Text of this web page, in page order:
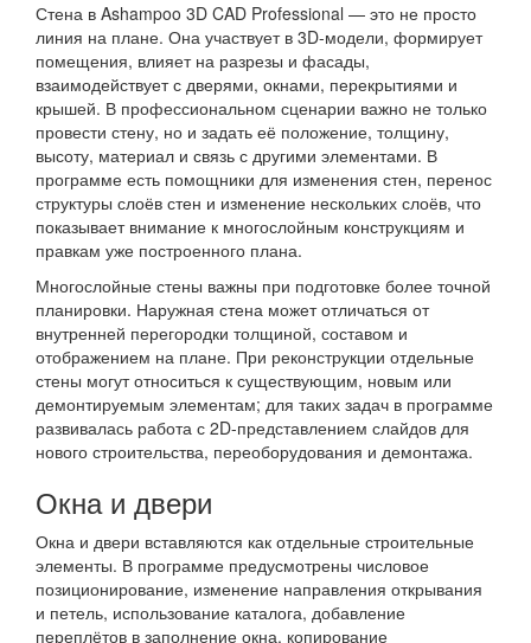
Стена в Ashampoo 3D CAD Professional — это не просто
линия на плане. Она участвует в 3D-модели, формирует
помещения, влияет на разрезы и фасады,
взаимодействует с дверями, окнами, перекрытиями и
крышей. В профессиональном сценарии важно не только
провести стену, но и задать её положение, толщину,
высоту, материал и связь с другими элементами. В
программе есть помощники для изменения стен, перенос
структуры слоёв стен и изменение нескольких слоёв, что
показывает внимание к многослойным конструкциям и
правкам уже построенного плана.
Многослойные стены важны при подготовке более точной
планировки. Наружная стена может отличаться от
внутренней перегородки толщиной, составом и
отображением на плане. При реконструкции отдельные
стены могут относиться к существующим, новым или
демонтируемым элементам; для таких задач в программе
развивалась работа с 2D-представлением слайдов для
нового строительства, переоборудования и демонтажа.
Окна и двери
Окна и двери вставляются как отдельные строительные
элементы. В программе предусмотрены числовое
позиционирование, изменение направления открывания
и петель, использование каталога, добавление
переплётов в заполнение окна, копирование